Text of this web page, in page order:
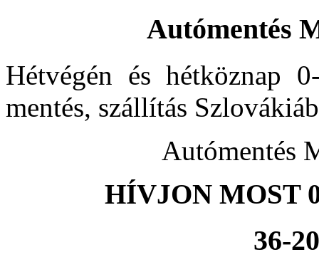
Autómentés
Hétvégén és hétköznap
mentés, szállítás
Autómentés
HÍVJON MOST
36-